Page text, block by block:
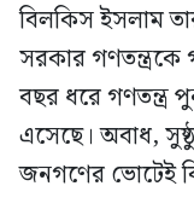
বিলকিস ইসলাম
সরকার গণতন্ত্রকে
বছর ধরে গণতন্ত্র
এসেছে। অবাধ, সুষ্ঠু
জনগণের ভোটেই